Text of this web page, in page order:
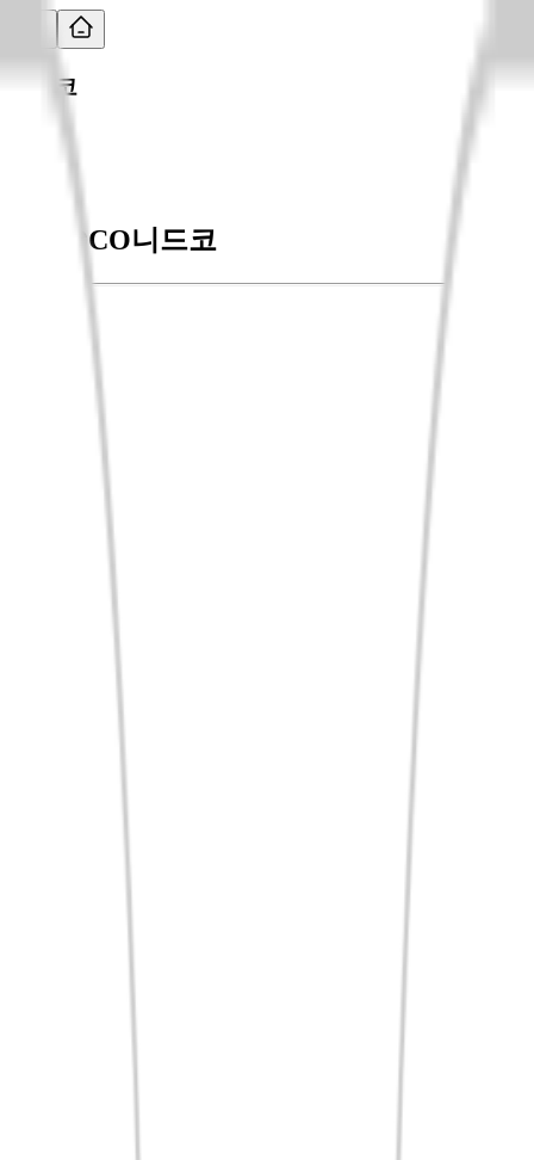
니드코
NEEDCO니드코